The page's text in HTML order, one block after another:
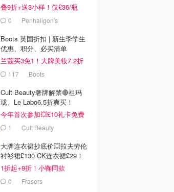
叠9折+送3小样！仅£36/瓶
0 Penhaligon's
Boots 英国折扣 | 新生季学生
优惠、积分、必买清单
兰蔻买3免1！大牌美妆7.2折
117 Boots
Cult Beauty奢牌解禁🔴祖玛
珑、Le Labo6.5折爽买！
今年首次参加💥£10礼卡免费
拿 1 Cult Beauty
大牌连衣裙抄底价💥拉夫劳伦
衬衫裙£130 CK连衣裙£29！
1折起+9折！小鞠同款
Ganni£88
0 Frasers